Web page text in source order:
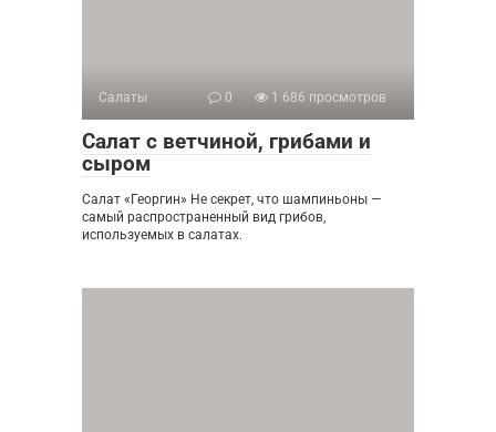
Салаты 0 1 686 просмотров
Салат с ветчиной, грибами и
сыром
Салат «Георгин» Не секрет, что шампиньоны —
самый распространенный вид грибов,
используемых в салатах.